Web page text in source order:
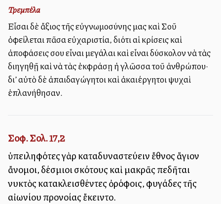
Τρεμπέλα
Εἶσαι δὲ ἄξιος τῆς εὐγνωμοσύνης μας καὶ Σοῦ
ὀφείλεται πᾶσα εὐχαριστία, διότι αἱ κρίσεις καὶ
ἀποφάσεις σου εἶναι μεγάλαι καὶ εἶναι δύσκολον νὰ τὰς
διηγηθῇ καὶ νὰ τὰς ἐκφράσῃ ἡ γλῶσσα τοῦ ἀνθρώπου·
δι’ αὐτὸ δὲ ἀπαιδαγώγητοι καὶ ἀκαλλιέργητοι ψυχαὶ
ἐπλανήθησαν.
Σοφ. Σολ. 17,2
ὑπειληφότες γὰρ καταδυναστεύειν ἔθνος ἅγιον
ἄνομοι, δέσμιοι σκότους καὶ μακρᾶς πεδῆται
νυκτὸς κατακλεισθέντες ὀρόφοις, φυγάδες τῆς
αἰωνίου προνοίας ἔκειντο.